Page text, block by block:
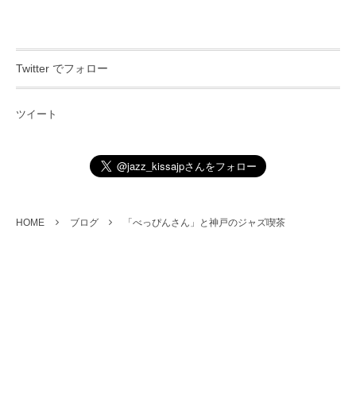
Twitter でフォロー
ツイート
HOME ブログ 「べっぴんさん」と神戸のジャズ喫茶